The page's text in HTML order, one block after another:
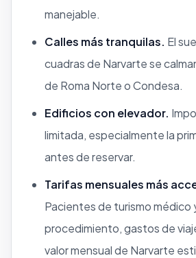
manejable.
Calles más tranquilas. El
cuadras de Narvarte se
de Roma Norte o Condesa.
Edificios con elevador.
limitada, especialmente la
antes de reservar.
Tarifas mensuales más
Pacientes de turismo
procedimiento, gastos de
valor mensual de Narvarte